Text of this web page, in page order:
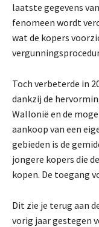
laatste gegevens van
fenomeen wordt
wat de kopers
Toch verbeterde in
dankzij de
Wallonië en de
aankoop van een
gebieden is de
jongere kopers die
kopen. De toegang
Dit zie je terug aan
vorig jaar gestegen